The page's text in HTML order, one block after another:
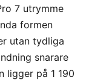
7 utrymme
formen
utan tydliga
snarare
ligger på 1 190